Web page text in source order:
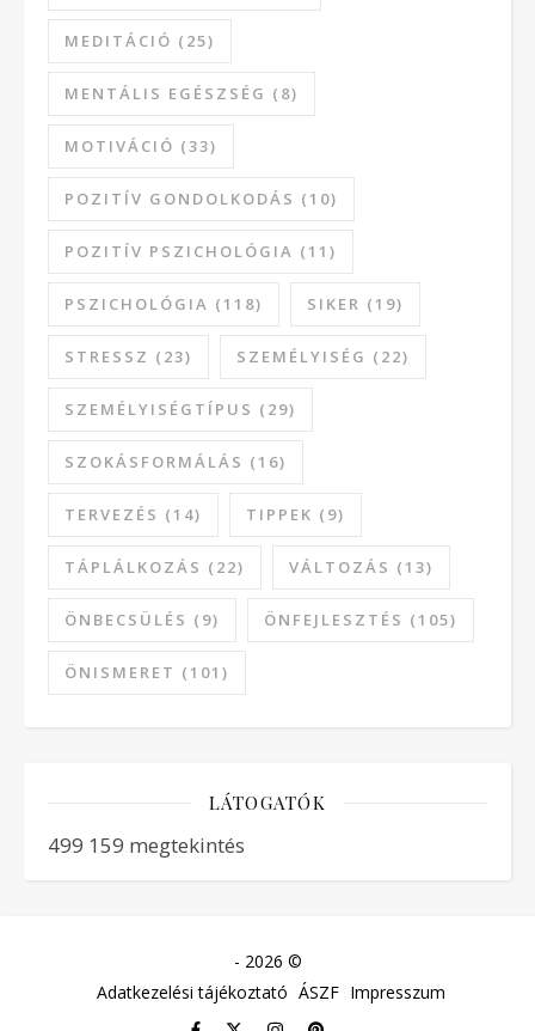
MEDITÁCIÓ (25)
MENTÁLIS EGÉSZSÉG (8)
MOTIVÁCIÓ (33)
POZITÍV GONDOLKODÁS (10)
POZITÍV PSZICHOLÓGIA (11)
PSZICHOLÓGIA (118) SIKER (19)
STRESSZ (23) SZEMÉLYISÉG (22)
SZEMÉLYISÉGTÍPUS (29)
SZOKÁSFORMÁLÁS (16)
TERVEZÉS (14) TIPPEK (9)
TÁPLÁLKOZÁS (22) VÁLTOZÁS (13)
ÖNBECSÜLÉS (9) ÖNFEJLESZTÉS (105)
ÖNISMERET (101)
LÁTOGATÓK
499 159 megtekintés
- 2026 ©
Adatkezelési tájékoztató ÁSZF Impresszum